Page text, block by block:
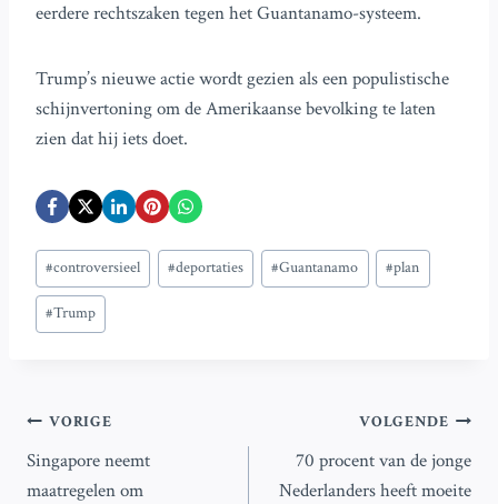
eerdere rechtszaken tegen het Guantanamo-systeem.
Trump’s nieuwe actie wordt gezien als een populistische
schijnvertoning om de Amerikaanse bevolking te laten
zien dat hij iets doet.
Bericht
tags:
#controversieel #deportaties #Guantanamo #plan
#Trump
Bericht
navigatie
VORIGE
Singapore neemt
maatregelen om
VOLGENDE
70 procent van de jonge
Nederlanders heeft moeite